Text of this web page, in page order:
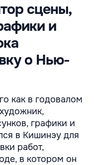
сцены,
и
о Нью-
как в годовалом
графики и
в Кишинэу для
работ,
в котором он